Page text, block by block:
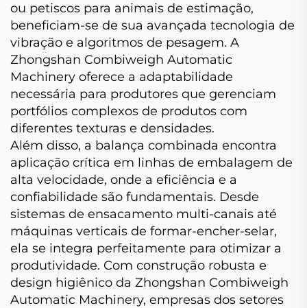
ou petiscos para animais de estimação,
beneficiam-se de sua avançada tecnologia de
vibração e algoritmos de pesagem. A
Zhongshan Combiweigh Automatic
Machinery oferece a adaptabilidade
necessária para produtores que gerenciam
portfólios complexos de produtos com
diferentes texturas e densidades.
Além disso, a balança combinada encontra
aplicação crítica em linhas de embalagem de
alta velocidade, onde a eficiência e a
confiabilidade são fundamentais. Desde
sistemas de ensacamento multi-canais até
máquinas verticais de formar-encher-selar,
ela se integra perfeitamente para otimizar a
produtividade. Com construção robusta e
design higiênico da Zhongshan Combiweigh
Automatic Machinery, empresas dos setores